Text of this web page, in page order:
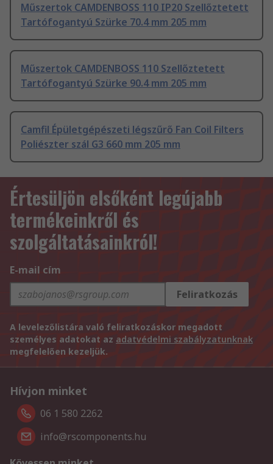
Műszertok CAMDENBOSS 110 IP20 Szellőztetett
Tartófogantyú Szürke 70.4 mm 205 mm
Műszertok CAMDENBOSS 110 Szellőztetett
Tartófogantyú Szürke 90.4 mm 205 mm
Camfil Épületgépészeti légszűrő Fan Coil Filters
Poliészter szál G3 660 mm 205 mm
Értesüljön elsőként legújabb
termékeinkről és
szolgáltatásainkról!
E-mail cím
Feliratkozás
A levelezőlistára való feliratkozáskor megadott
személyes adatokat az adatvédelmi szabályzatunknak
megfelelően kezeljük.
Hívjon minket
06 1 580 2262
info@rscomponents.hu